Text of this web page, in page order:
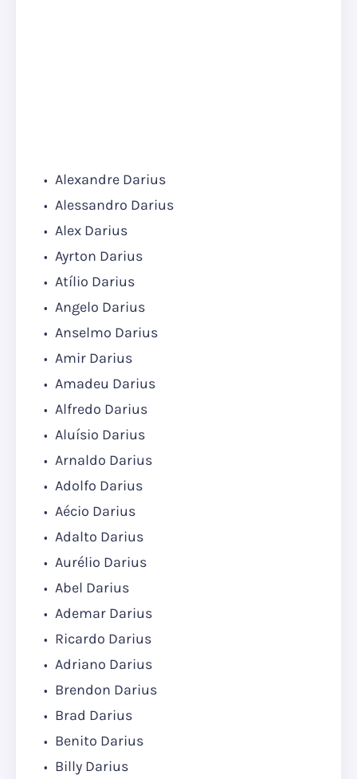
Alexandre Darius
Alessandro Darius
Alex Darius
Ayrton Darius
Atílio Darius
Angelo Darius
Anselmo Darius
Amir Darius
Amadeu Darius
Alfredo Darius
Aluísio Darius
Arnaldo Darius
Adolfo Darius
Aécio Darius
Adalto Darius
Aurélio Darius
Abel Darius
Ademar Darius
Ricardo Darius
Adriano Darius
Brendon Darius
Brad Darius
Benito Darius
Billy Darius